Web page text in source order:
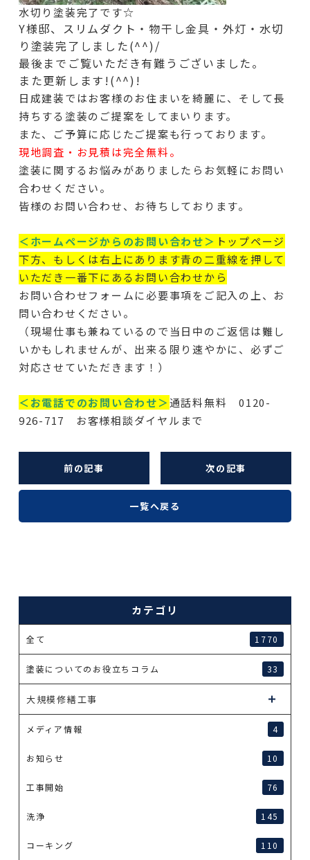
水切り塗装完了です☆
Y様邸、スリムダクト・物干し金具・外灯・水切
り塗装完了しました(^^)/
最後までご覧いただき有難うございました。
また更新します!(^^)!
日成建装ではお客様のお住まいを綺麗に、そして長
持ちする塗装のご提案をしてまいります。
また、ご予算に応じたご提案も行っております。
現地調査・お見積は完全無料。
塗装に関するお悩みがありましたらお気軽にお問い
合わせください。
皆様のお問い合わせ、お待ちしております。
＜ホームページからのお問い合わせ＞ トップページ
下方、もしくは右上にあります青の二重線を押して
いただき一番下にあるお問い合わせから
お問い合わせフォームに必要事項をご記入の上、お
問い合わせください。
（現場仕事も兼ねているので当日中のご返信は難し
いかもしれませんが、出来る限り速やかに、必ずご
対応させていただきます！）
＜お電話でのお問い合わせ＞通話料無料 0120-
926-717 お客様相談ダイヤルまで
前の記事 次の記事
一覧へ戻る
カテゴリ
全て 1770
塗装についてのお役立ちコラム 33
大規模修繕工事
メディア情報 4
お知らせ 10
工事開始 76
洗浄 145
コーキング 110